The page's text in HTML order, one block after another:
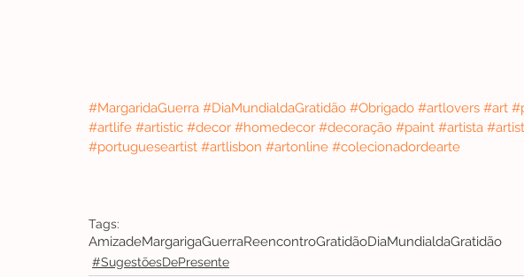
#MargaridaGuerra #DiaMundialdaGratidão #Obrigado #artlovers #art
#artlife #artistic #decor #homedecor #decoração #paint #artista #artist
#portugueseartist #artlisbon #artonline #colecionadordearte
Tags:
AmizadeMargarigaGuerraReencontroGratidãoDiaMundialdaGratidão
#SugestõesDePresente